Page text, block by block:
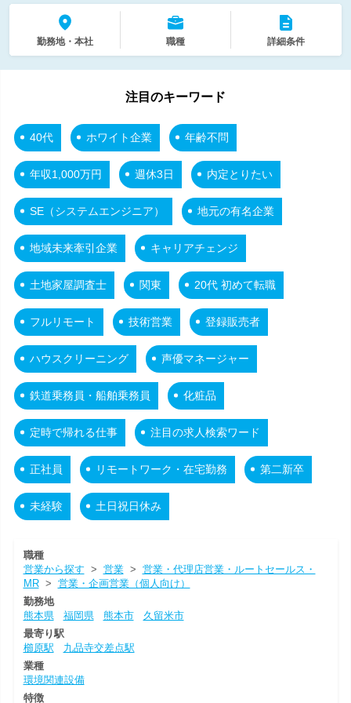
勤務地・本社 職種 詳細条件
注目のキーワード
40代 ホワイト企業 年齢不問
年収1,000万円 週休3日 内定とりたい
SE（システムエンジニア） 地元の有名企業
地域未来牽引企業 キャリアチェンジ
土地家屋調査士 関東 20代 初めて転職
フルリモート 技術営業 登録販売者
ハウスクリーニング 声優マネージャー
鉄道乗務員・船舶乗務員 化粧品
定時で帰れる仕事 注目の求人検索ワード
正社員 リモートワーク・在宅勤務 第二新卒
未経験 土日祝日休み
職種
営業から探す > 営業> 営業・代理店営業・ルートセールス・
MR> 営業・企画営業（個人向け）
勤務地
熊本県
福岡県 熊本市
久留米市
最寄り駅
櫛原駅
九品寺交差点駅
業種
環境関連設備
特徴